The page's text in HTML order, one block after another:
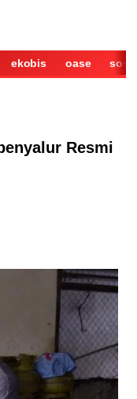
ekobis oase sosok
Resmi